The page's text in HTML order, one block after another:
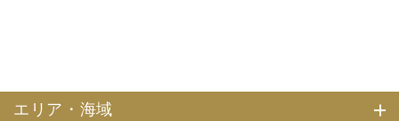
います。）は、お客様がご旅行の申込みの際にお申出いた
だいた個人情報についてお客様との連絡のために利用させ
エリア・海域